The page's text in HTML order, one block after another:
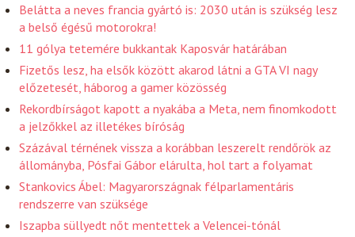
Belátta a neves francia gyártó is: 2030 után is szükség lesz
a belső égésű motorokra!
11 gólya tetemére bukkantak Kaposvár határában
Fizetős lesz, ha elsők között akarod látni a GTA VI nagy
előzetesét, háborog a gamer közösség
Rekordbírságot kapott a nyakába a Meta, nem finomkodott
a jelzőkkel az illetékes bíróság
Százával térnének vissza a korábban leszerelt rendőrök az
állományba, Pósfai Gábor elárulta, hol tart a folyamat
Stankovics Ábel: Magyarországnak félparlamentáris
rendszerre van szüksége
Iszapba süllyedt nőt mentettek a Velencei-tónál